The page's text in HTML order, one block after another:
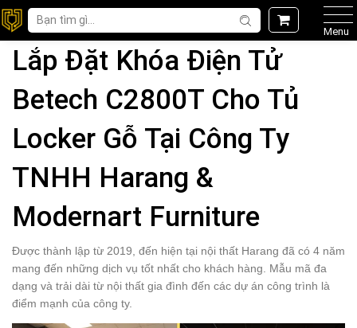
Menu
Lắp Đặt Khóa Điện Tử
Betech C2800T Cho Tủ
Locker Gỗ Tại Công Ty
TNHH Harang &
Modernart Furniture
Được thành lập từ 2019, đến hiện tại nội thất Harang đã có 4 năm
mang đến những dịch vụ tốt nhất cho khách hàng. Mẫu mã đa
dạng và trải dài từ nội thất gia đình đến các dự án công trình là
điểm mạnh của công ty.